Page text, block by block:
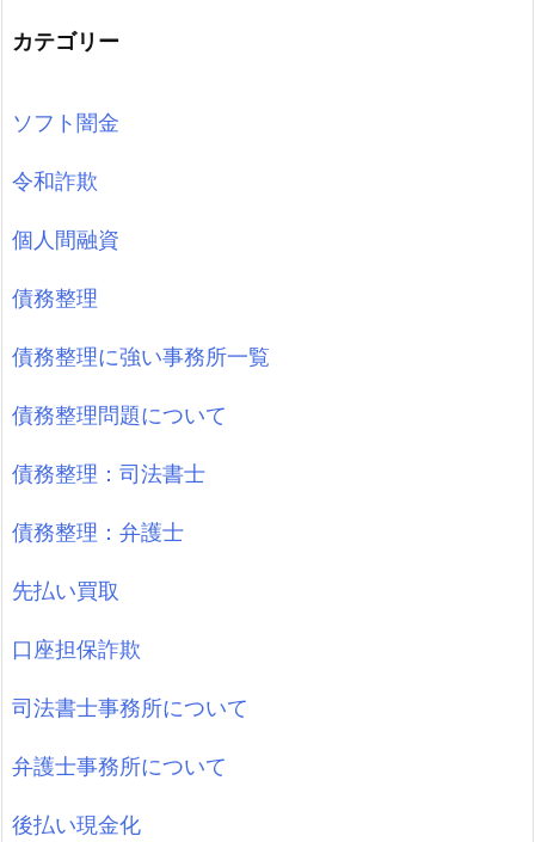
カテゴリー
ソフト闇金
令和詐欺
個人間融資
債務整理
債務整理に強い事務所一覧
債務整理問題について
債務整理：司法書士
債務整理：弁護士
先払い買取
口座担保詐欺
司法書士事務所について
弁護士事務所について
後払い現金化